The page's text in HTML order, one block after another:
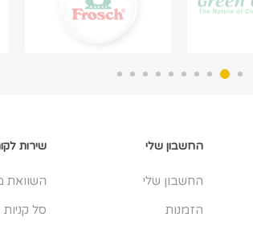
החשבון שלי
החשבון שלי
הזמנות
שירות
השוואת
סל קניות